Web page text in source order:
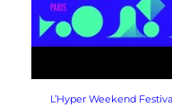
L’Hyper Weekend